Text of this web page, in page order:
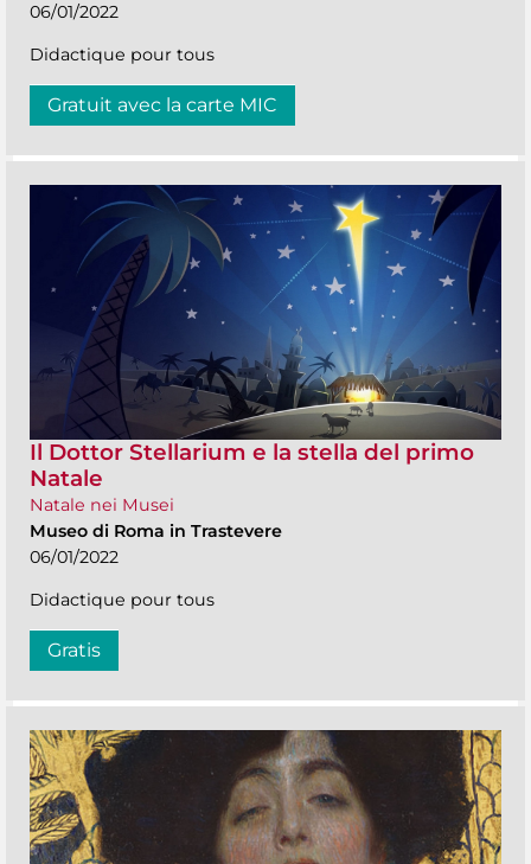
06/01/2022
Didactique pour tous
Gratuit avec la carte MIC
Il Dottor Stellarium e la stella del primo
Natale
Natale nei Musei
Museo di Roma in Trastevere
06/01/2022
Didactique pour tous
Gratis